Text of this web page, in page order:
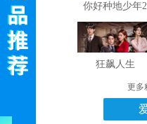
你好种地少年2
狂飙人生
更多